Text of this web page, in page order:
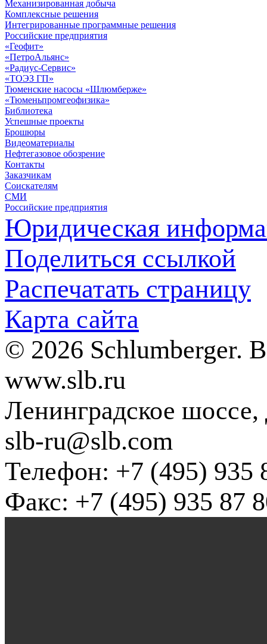
Механизированная добыча
Комплексные решения
Интегрированные программные решения
Российские предприятия
«Геофит»
«ПетроАльянс»
«Радиус-Сервис»
«ТОЭЗ ГП»
Тюменские насосы «Шлюмберже»
«Тюменьпромгеофизика»
Библиотека
Успешные проекты
Брошюры
Видеоматериалы
Нефтегазовое обозрение
Контакты
Заказчикам
Соискателям
СМИ
Российские предприятия
Юридическая
Поделиться ссылкой
Распечатать страницу
Карта сайта
© 2026 Schlumberger.
www.slb.ru
Ленинградское
slb-ru@slb.com
Телефон: +7 (495) 935
Факс: +7 (495) 935 87